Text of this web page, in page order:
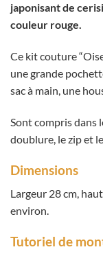
japonisant de
couleur rouge.
Ce kit couture
une grande
sac à main, une
Sont compris dans
doublure, le zip et
Dimensions
Largeur 28 cm,
environ.
Tutoriel de